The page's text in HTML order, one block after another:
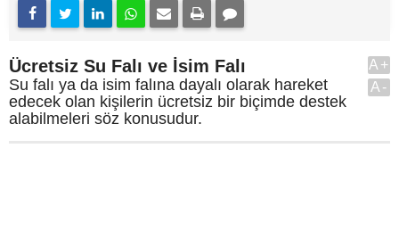
Ücretsiz Su Falı ve İsim Falı
Su falı ya da isim falına dayalı olarak hareket
edecek olan kişilerin ücretsiz bir biçimde destek
alabilmeleri söz konusudur.
A+
A-